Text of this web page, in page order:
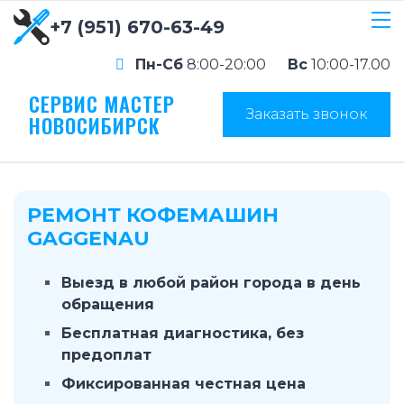
+7 (951) 670-63-49
Пн-Сб 8:00-20:00 Вс 10:00-17.00
СЕРВИС МАСТЕР
НОВОСИБИРСК Заказать звонок
РЕМОНТ КОФЕМАШИН
GAGGENAU
Выезд в любой район города в день
обращения
Бесплатная диагностика, без
предоплат
Фиксированная честная цена